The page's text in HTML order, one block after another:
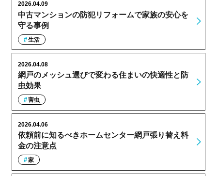
中古マンションの防犯リフォームで家族の安心を
守る事例
2026.04.09
生活
網戸のメッシュ選びで変わる住まいの快適性と防
虫効果
2026.04.08
害虫
依頼前に知るべきホームセンター網戸張り替え料
金の注意点
2026.04.06
家